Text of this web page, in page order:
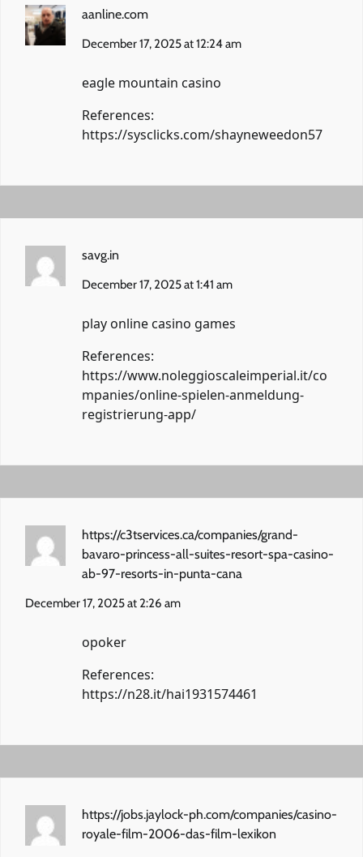
aanline.com
December 17, 2025 at 12:24 am
eagle mountain casino
References:
https://sysclicks.com/shayneweedon57
savg.in
December 17, 2025 at 1:41 am
play online casino games
References:
https://www.noleggioscaleimperial.it/co
mpanies/online-spielen-anmeldung-
registrierung-app/
https://c3tservices.ca/companies/grand-
bavaro-princess-all-suites-resort-spa-casino-
ab-97-resorts-in-punta-cana
December 17, 2025 at 2:26 am
opoker
References:
https://n28.it/hai1931574461
https://jobs.jaylock-ph.com/companies/casino-
royale-film-2006-das-film-lexikon